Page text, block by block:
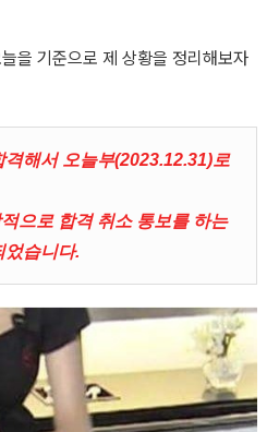
을 기준으로 제 상황을 정리해보자
해서 오늘부(2023.12.31)로
으로 합격 취소 통보를 하는
었습니다.